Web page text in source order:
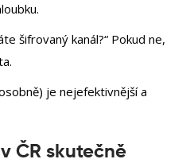
šifrovaný kanál?“ Pokud ne,
je nejefektivnější a
ČR skutečně